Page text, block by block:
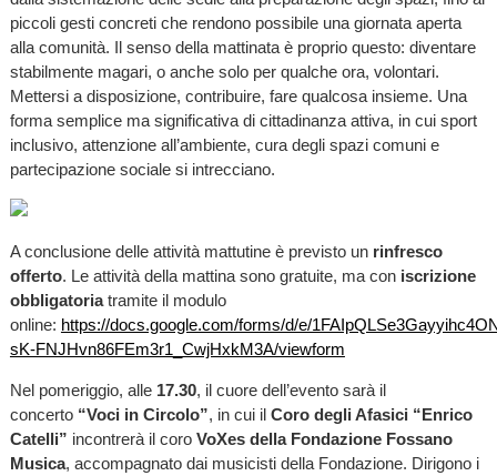
piccoli gesti concreti che rendono possibile una giornata aperta
alla comunità. Il senso della mattinata è proprio questo: diventare
stabilmente magari, o anche solo per qualche ora, volontari.
Mettersi a disposizione, contribuire, fare qualcosa insieme. Una
forma semplice ma significativa di cittadinanza attiva, in cui sport
inclusivo, attenzione all’ambiente, cura degli spazi comuni e
partecipazione sociale si intrecciano.
A conclusione delle attività mattutine è previsto un rinfresco
offerto. Le attività della mattina sono gratuite, ma con iscrizione
obbligatoriatramite il modulo
online: https://docs.google.com/forms/d/e/
sK-FNJHvn86FEm3r1_CwjHxkM3A/viewform
Nel pomeriggio, alle 17.30, il cuore dell’evento sarà il
concerto “Voci in Circolo”, in cui il Coro degli Afasici “Enrico
Catelli” incontrerà il coro VoXes della Fondazione Fossano
Musica, accompagnato dai musicisti della Fondazione. Dirigono i